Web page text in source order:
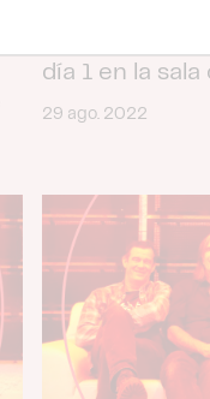
día 1 en la
29 ago. 2022